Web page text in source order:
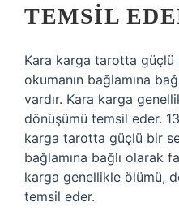
TEMSIL
Kara karga tarotta
okumanın bağlamına
vardır. Kara karga
dönüşümü temsil eder.
karga tarotta güçlü bir
bağlamına bağlı olarak
karga genellikle ölümü,
temsil eder.